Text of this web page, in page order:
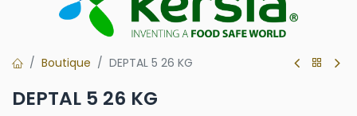
Boutique DEPTAL 5 26 KG
DEPTAL 5 26 KG